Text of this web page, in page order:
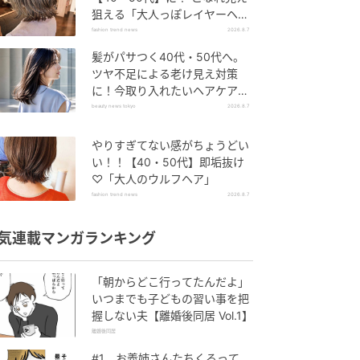
狙える「大人っぽレイヤーヘ
ア」
fashion trend news 2026.8.7
髪がパサつく40代・50代へ。
ツヤ不足による老け見え対策
に！今取り入れたいヘアケア名
品３選
beauty news tokyo 2026.8.7
やりすぎてない感がちょうどい
い！！【40・50代】即垢抜け
♡「大人のウルフヘア」
fashion trend news 2026.8.7
連載マンガランキング
「朝からどこ行ってたんだよ」
いつまでも子どもの習い事を把
握しない夫【離婚後同居 Vol.1】
離婚後同居